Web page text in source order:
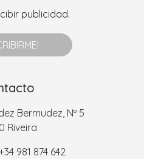
publicidad.
Bermudez, Nº 5
Riveira
981 874 642